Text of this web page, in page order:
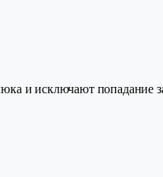
и исключают попадание